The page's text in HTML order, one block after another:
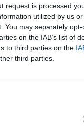
request is processed
utilized by us
You may separately
on the IAB’s list of
to third parties on the
third parties.
3 6 28-37
19-42
1 9 23-52
0 11
1 11 14-62